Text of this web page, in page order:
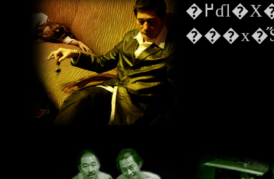
�߂ɗl�X�Ȏ�i���u����p���`����Ă���B�����e�C�X�g�́w���b�N�A�X�g�b�N���g�D�[�E�X���[�L���O�E�o�����Y�x�Ɓw�I�[�V�����Y11�x�B�w�����S���A���E�s���|